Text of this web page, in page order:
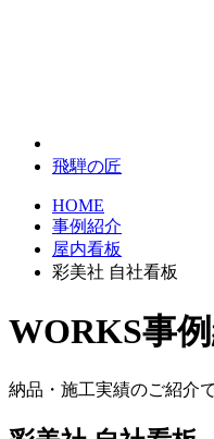
飛騨の匠
HOME
事例紹介
屋内看板
彩美社 自社看板
WORKS事
納品・施工実績のご紹介で